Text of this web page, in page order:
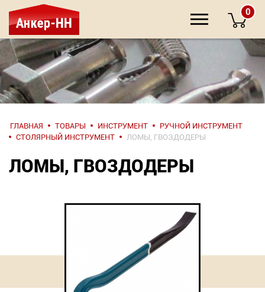
НАПИШИТЕ
НАМ
О компании
0
ГЛАВНАЯ ТОВАРЫ ИНСТРУМЕНТ
РУЧНОЙ ИНСТРУМЕНТ
СТОЛЯРНЫЙ ИНСТРУМЕНТ
ЛОМЫ, ГВОЗДОДЕРЫ
ЛОМЫ, ГВОЗДОДЕРЫ